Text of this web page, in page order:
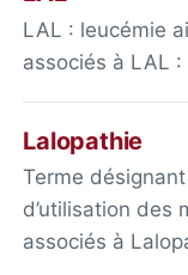
LAL : leucémie
associés à LAL
Lalopathie
Terme
d’utilisation des
associés à